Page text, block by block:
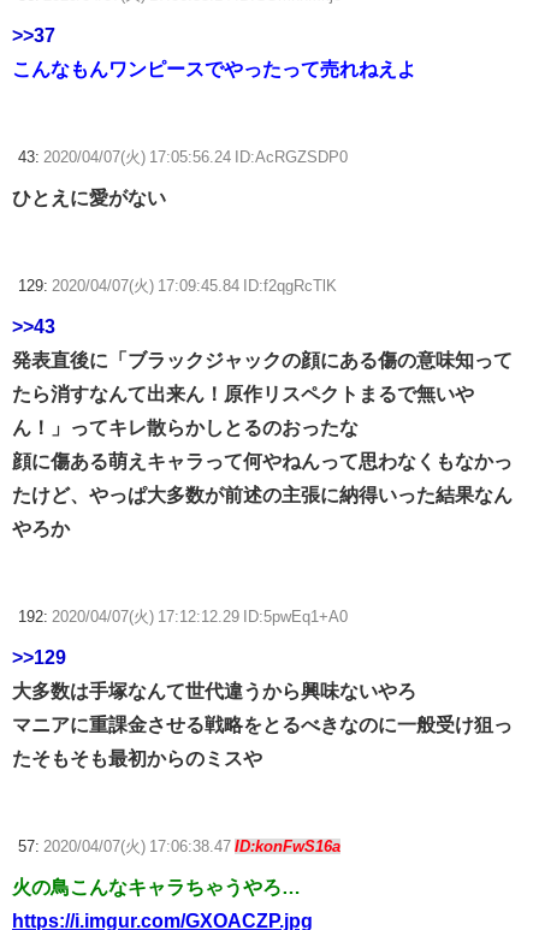
>>37
こんなもんワンピースでやったって売れねえよ
43: 2020/04/07(火) 17:05:56.24 ID:AcRGZSDP0
ひとえに愛がない
129: 2020/04/07(火) 17:09:45.84 ID:f2qgRcTlK
>>43
発表直後に「ブラックジャックの顔にある傷の意味知って
たら消すなんて出来ん！原作リスペクトまるで無いや
ん！」ってキレ散らかしとるのおったな
顔に傷ある萌えキャラって何やねんって思わなくもなかっ
たけど、やっぱ大多数が前述の主張に納得いった結果なん
やろか
192: 2020/04/07(火) 17:12:12.29 ID:5pwEq1+A0
>>129
大多数は手塚なんて世代違うから興味ないやろ
マニアに重課金させる戦略をとるべきなのに一般受け狙っ
たそもそも最初からのミスや
57: 2020/04/07(火) 17:06:38.47 ID:konFwS16a
火の鳥こんなキャラちゃうやろ…
https://i.imgur.com/GXOACZP.jpg